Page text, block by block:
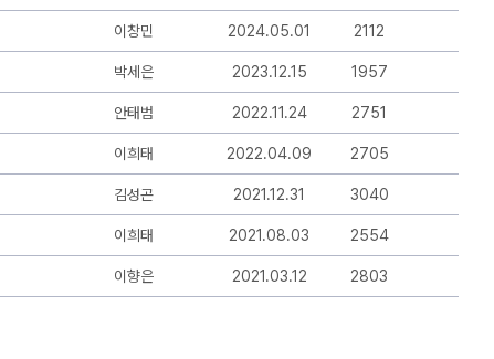
이창민 2024.05.01 2112
박세은 2023.12.15 1957
안태범 2022.11.24 2751
이희태 2022.04.09 2705
김성곤 2021.12.31 3040
이희태 2021.08.03 2554
이향은 2021.03.12 2803